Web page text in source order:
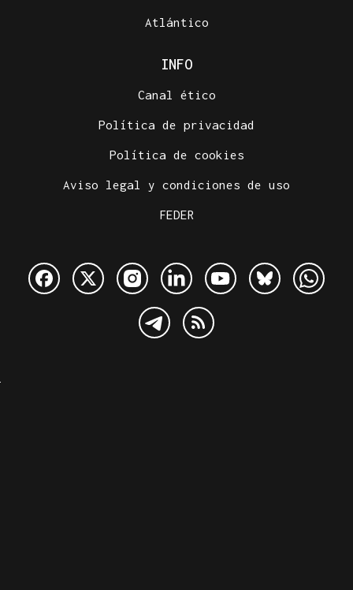
Atlántico
INFO
Canal ético
Política de privacidad
Política de cookies
Aviso legal y condiciones de uso
FEDER